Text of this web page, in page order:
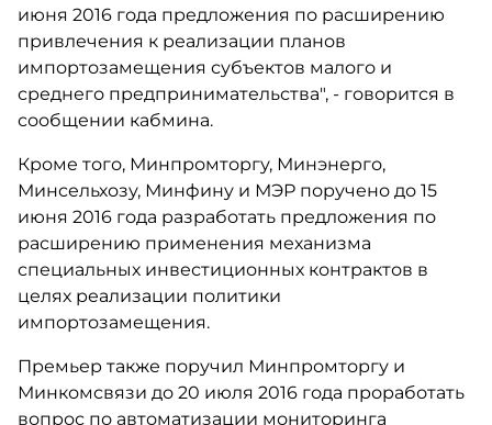
июня 2016 года предложения по расширению
привлечения к реализации планов
импортозамещения субъектов малого и
среднего предпринимательства", - говорится в
сообщении кабмина.
Кроме того, Минпромторгу, Минэнерго,
Минсельхозу, Минфину и МЭР поручено до 15
июня 2016 года разработать предложения по
расширению применения механизма
специальных инвестиционных контрактов в
целях реализации политики
импортозамещения.
Премьер также поручил Минпромторгу и
Минкомсвязи до 20 июля 2016 года проработать
вопрос по автоматизации мониторинга